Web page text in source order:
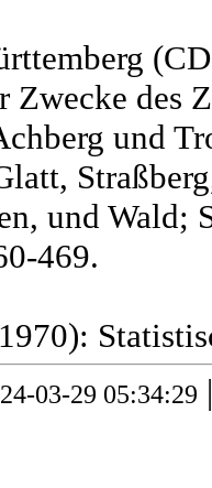
Zwecke des
und
und Wald;
469.
03-29 05:34:29